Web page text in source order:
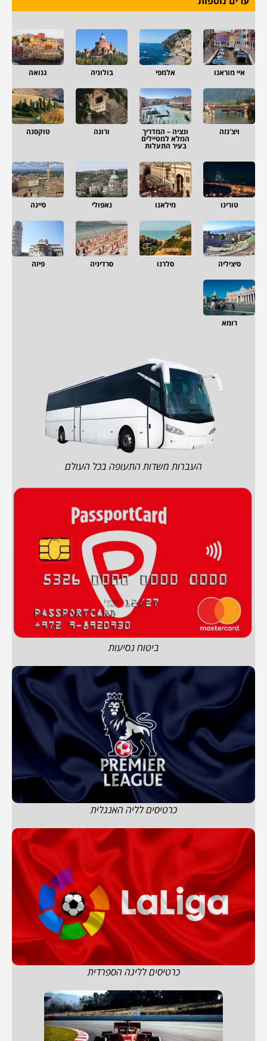
איי מוראנו אלמפי בולוניה גנואה
ויצ'נזה ונציה – המדריך
המלא למטיילים
בעיר התעלות
ורונה טוקסנה
טורינו מילאנו נאפולי סיינה
סיציליה סלרנו סרדיניה פיזה
רומא
העברות משדות התעופה בכל העולם
ביטוח נסיעות
כרטיסים לליה האנגלית
כרטיסים לליגה הספרדית